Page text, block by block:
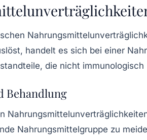
handelt es sich bei einer
die nicht immunologisch
Behandlung
Nahrungsmittelgruppe zu